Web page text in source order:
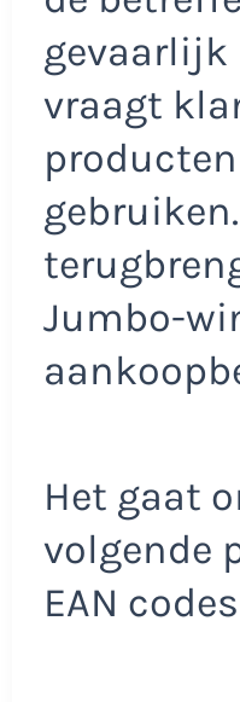
gevaarlijk
vraagt
Jumbo-
Het gaat
volgende
EAN